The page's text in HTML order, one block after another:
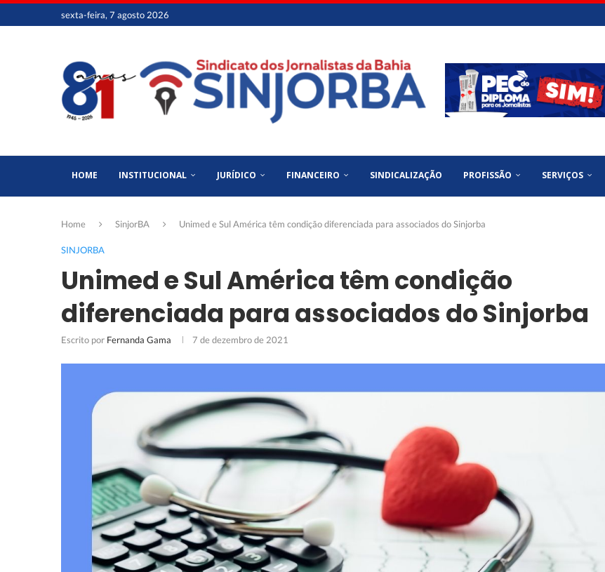
sexta-feira, 7 agosto 2026
HOME INSTITUCIONAL JURÍDICO FINANCEIRO SINDICALIZAÇÃO PROFISSÃO SERVIÇOS
Home SinjorBA Unimed e Sul América têm condição diferenciada para associados do Sinjorba
SINJORBA
Unimed e Sul América têm condição
diferenciada para associados do Sinjorba
Escrito por Fernanda Gama 7 de dezembro de 2021